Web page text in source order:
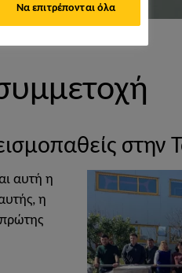
στην
αυτή η
η
Να επιτρέπονται όλα